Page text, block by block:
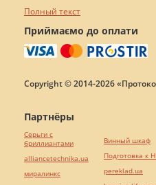
Полный текст
Приймаємо до оплати
Copyright © 2014-2026
Партнёры
Серьги с
бриллиантами
alliancetechnika.ua
миралинкс
Винный шкаф
Подготовка к
pereklad.ua